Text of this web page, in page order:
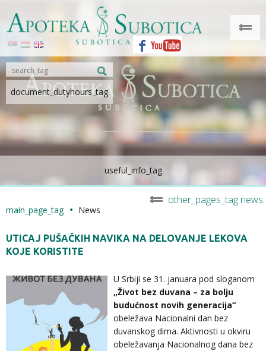
document_dutyhours_tag
useful_info_tag
other_pages_tag news
main_page_tag News
UTICAJ PUŠAČKIH NAVIKA NA DELOVANJE LEKOVA
KOJE KORISTITE
U Srbiji se 31. januara pod sloganom
„Život bez duvana – za bolju
budućnost novih generacija“
obeležava Nacionalni dan bez
duvanskog dima. Aktivnosti u okviru
obeležavanja Nacionalnog dana bez